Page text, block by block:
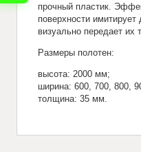
прочный пластик.
поверхности
визуально передает их
Размеры полотен:
высота: 2000 мм;
ширина: 600, 700, 800,
толщина: 35 мм.